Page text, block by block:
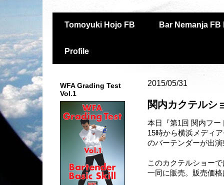
Tomoyuki Hojo FB Bar Nemanja FB
Profile
2015/05/31
関内カクテルシ
本日『第1回 関内フ
15時から横浜メディ
のバーテンダーが出
このカクテルショー
一同に販売。販売価
WFA Grading Test
Vol.1